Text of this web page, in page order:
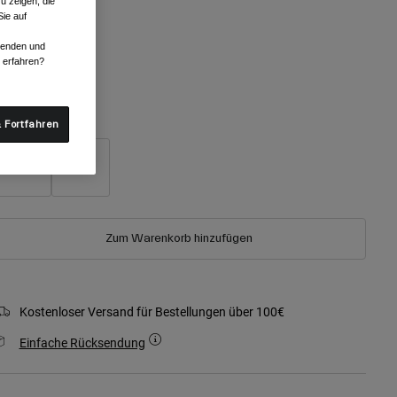
Zum Warenkorb hinzufügen
Kostenloser Versand für Bestellungen über 100€
Einfache Rücksendung
auf
und
erfahren?
Fortfahren